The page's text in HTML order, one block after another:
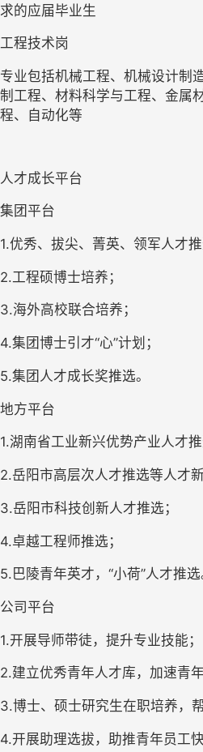
求的应届毕业生
工程技术岗
专业包括机械工程、机械设计制
制工程、材料科学与工程、金属
程、自动化等
人才成长平台
集团平台
1.优秀、拔尖、菁英、领军人才推
2.工程硕博士培养；
3.海外高校联合培养；
4.集团博士引才“心”计划；
5.集团人才成长奖推选。
地方平台
1.湖南省工业新兴优势产业人才推
2.岳阳市高层次人才推选等人才新
3.岳阳市科技创新人才推选；
4.卓越工程师推选；
5.巴陵青年英才，“小荷”人才推选
公司平台
1.开展导师带徒，提升专业技能；
2.建立优秀青年人才库，加速青年
3.博士、 硕士研究生在职培养，
4.开展助理选拔，助推青年员工快